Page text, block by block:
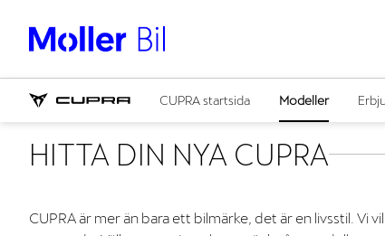
CUPRA startsida Modeller
HITTA DIN NYA CUPRA
CUPRA är mer än bara ett bilmärke, det är en livsstil.